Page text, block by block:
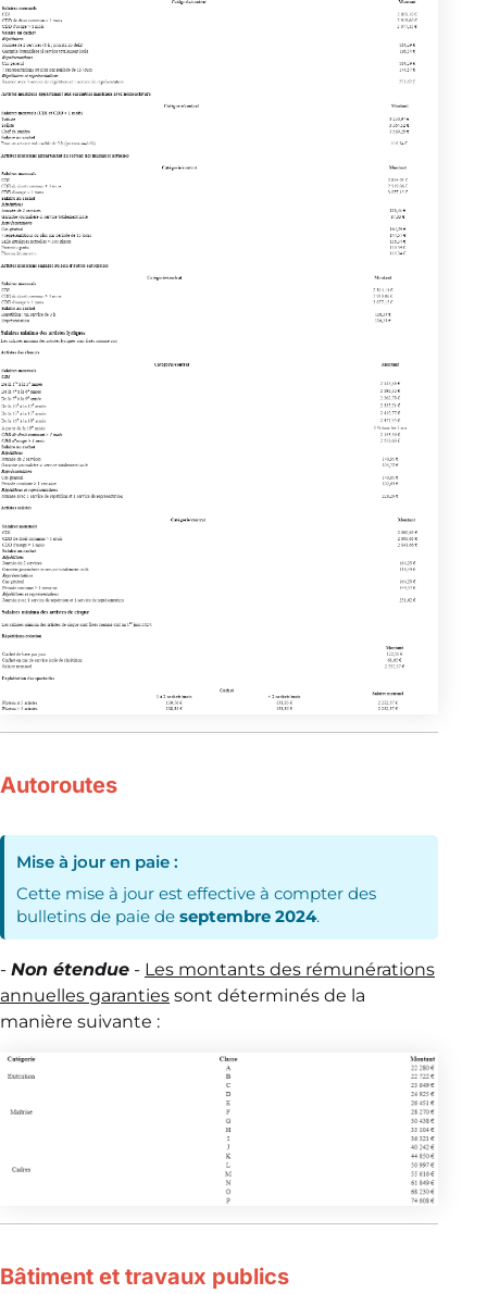
Autoroutes
Mise à jour en paie :
Cette mise à jour est effective à compter des
bulletins de paie deseptembre 2024.
- Non étendue - Les montants des rémunérations
annuelles garanties sont déterminés de la
manière suivante :
Bâtiment et travaux publics